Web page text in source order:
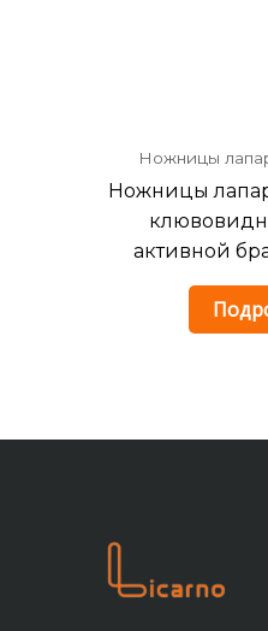
Ножницы
Ножницы
активной